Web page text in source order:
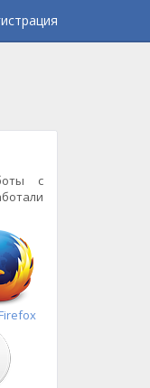
с